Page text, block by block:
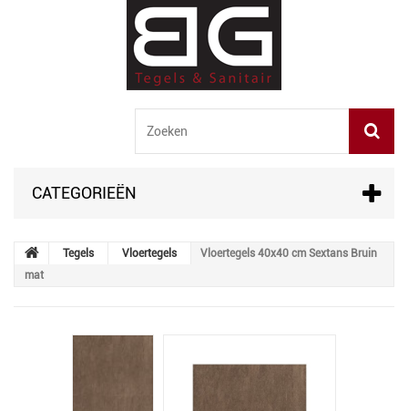
CATEGORIEËN
Tegels Vloertegels
Vloertegels 40x40 cm Sextans Bruin
mat